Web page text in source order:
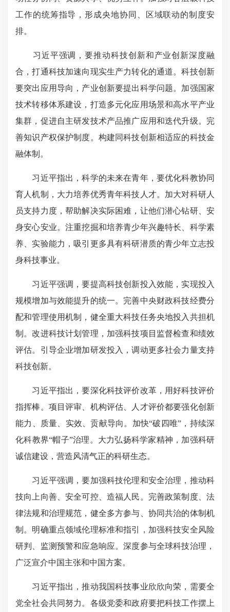
工作的统筹指导，形成央地协同、区域联动的制度安
排。
习近平强调，要推动科技创新和产业创新深度融
合，打通科技加速向现实生产力转化的通道。科技创新
要突出应用导向，产业创新要提出科学问题。加强国家
技术转移体系建设，打造多元化应用场景和高水平产业
集群，促进自主研发技术产品推广应用和迭代升级。完
善知识产权保护制度。构建同科技创新相适应的科技金
融体制。
习近平指出，科学的未来在青年，要优化科教协同
育人机制，大力培养优秀青年科技人才。加大对科研人
员支持力度，帮助解决实际困难，让他们潜心钻研、安
身安心安业。注重挖掘和培养青少年兴趣特长、科学素
养、实验能力，吸引更多具有科研潜质的青少年立志投
身科技事业。
习近平强调，要提高科技创新投入效能，实现投入
规模增加与效能提升的统一。完善中央财政科技经费分
配和管理使用机制，健全重大科技任务央地投入共担机
制。改进科技计划管理，加强科技项目监督检查和绩效
评估。引导企业增加研发投入，调动更多社会力量支持
科技创新。
习近平指出，要深化科技评价改革，用好科技评价
指挥棒。项目评审、机构评估、人才评价都要强化创新
能力、质量、实效、贡献导向。加快“破四唯”，持续深
化科教界“帽子”治理。大力弘扬科学家精神，加强科研
诚信建设，营造风清气正的科研生态。
习近平强调，要加强科技伦理和安全治理，推动科
技向上向善、安全可控、造福人民。完善政策制度、法
律法规和治理规范，健全多方参与、协同共治的体制机
制。明确重点领域伦理标准和指引，加强科技安全风险
研判、监测预警和应急响应。深度参与全球科技治理，
广泛宣介中国主张和中国方案。
习近平指出，推动我国科技事业欣欣向荣，需要全
党全社会共同努力。各级党委和政府要把科技工作摆上